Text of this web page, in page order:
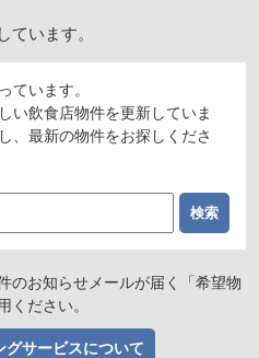
ています。
ています。
い飲食店物件を更新していま
、最新の物件をお探しくださ
のお知らせメールが届く「希望物
ください。
グサービスについて